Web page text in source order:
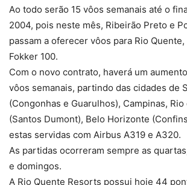
Ao todo serão 15 vôos semanais até o
2004, pois neste mês, Ribeirão Preto e
passam a oferecer vôos para Rio
Fokker 100.
Com o novo contrato, haverá um
vôos semanais, partindo das cidades de
(Congonhas e Guarulhos), Campinas,
(Santos Dumont), Belo Horizonte
estas servidas com Airbus A319 e A320.
As partidas ocorreram sempre as
e domingos.
A Rio Quente Resorts possui hoje 44